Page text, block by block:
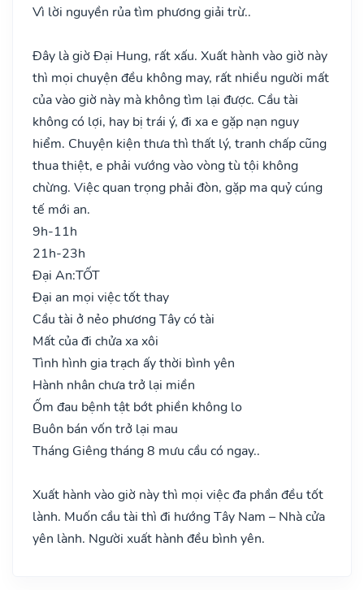
Vì lời nguyền rủa tìm phương giải trừ..
Đây là giờ Đại Hung, rất xấu. Xuất hành vào giờ này
thì mọi chuyện đều không may, rất nhiều người mất
của vào giờ này mà không tìm lại được. Cầu tài
không có lợi, hay bị trái ý, đi xa e gặp nạn nguy
hiểm. Chuyện kiện thưa thì thất lý, tranh chấp cũng
thua thiệt, e phải vướng vào vòng tù tội không
chừng. Việc quan trọng phải đòn, gặp ma quỷ cúng
tế mới an.
9h-11h
21h-23h
Đại An:TỐT
Đại an mọi việc tốt thay
Cầu tài ở nẻo phương Tây có tài
Mất của đi chửa xa xôi
Tình hình gia trạch ấy thời bình yên
Hành nhân chưa trở lại miền
Ốm đau bệnh tật bớt phiền không lo
Buôn bán vốn trở lại mau
Tháng Giêng tháng 8 mưu cầu có ngay..
Xuất hành vào giờ này thì mọi việc đa phần đều tốt
lành. Muốn cầu tài thì đi hướng Tây Nam – Nhà cửa
yên lành. Người xuất hành đều bình yên.